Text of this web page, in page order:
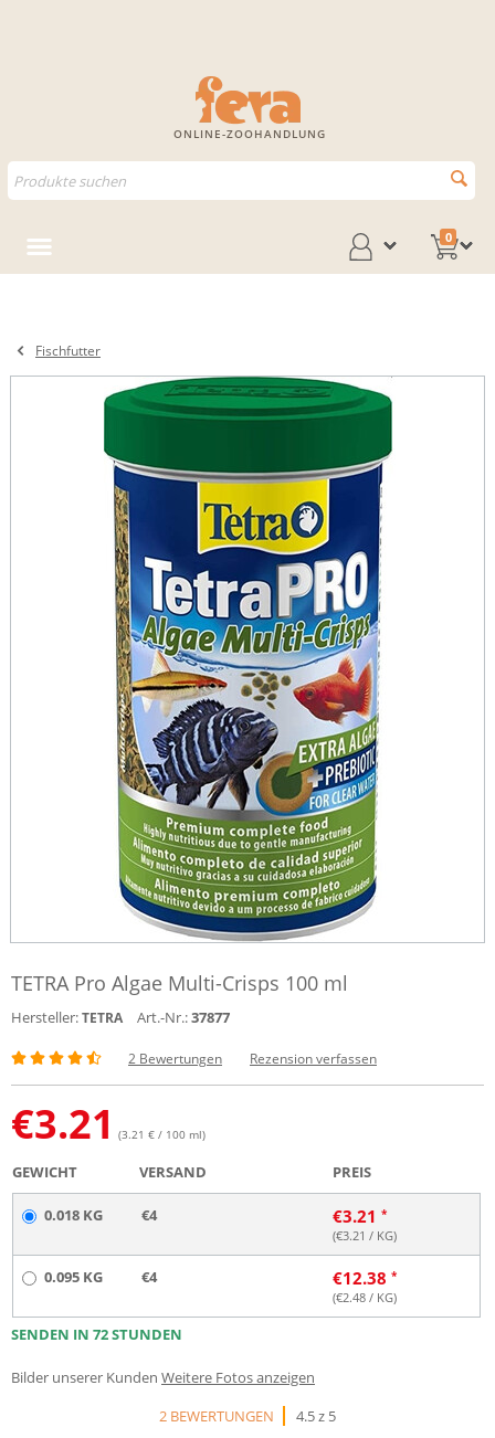
ONLINE-ZOOHANDLUNG
0
Fischfutter
TETRA Pro Algae Multi-Crisps 100 ml
Hersteller:TETRA Art.-Nr.:37877
2 Bewertungen Rezension verfassen
€3.21 (3.21 € / 100 ml)
GEWICHT VERSAND PREIS
0.018 KG €4 €3.21
(€3.21 / KG)
0.095 KG €4 €12.38
(€2.48 / KG)
SENDEN IN 72 STUNDEN
Bilder unserer Kunden Weitere Fotos anzeigen
2 BEWERTUNGEN
4.5 z 5